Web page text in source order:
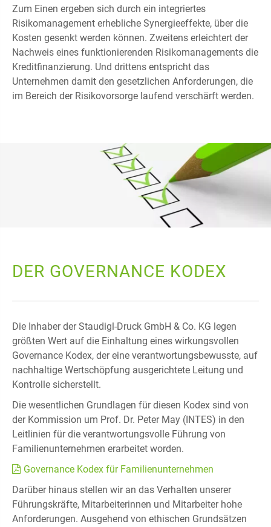
Zum Einen ergeben sich durch ein integriertes
Risikomanagement erhebliche Synergieeffekte, über die
Kosten gesenkt werden können. Zweitens erleichtert der
Nachweis eines funktionierenden Risikomanagements die
Kreditfinanzierung. Und drittens entspricht das
Unternehmen damit den gesetzlichen Anforderungen, die
im Bereich der Risikovorsorge laufend verschärft werden.
DER GOVERNANCE KODEX
Die Inhaber der Staudigl-Druck GmbH & Co. KG legen
größten Wert auf die Einhaltung eines wirkungsvollen
Governance Kodex, der eine verantwortungsbewusste, auf
nachhaltige Wertschöpfung ausgerichtete Leitung und
Kontrolle sicherstellt.
Die wesentlichen Grundlagen für diesen Kodex sind von
der Kommission um Prof. Dr. Peter May (INTES) in den
Leitlinien für die verantwortungsvolle Führung von
Familienunternehmen erarbeitet worden.
Governance Kodex für Familienunternehmen
Darüber hinaus stellen wir an das Verhalten unserer
Führungskräfte, Mitarbeiterinnen und Mitarbeiter hohe
Anforderungen. Ausgehend von ethischen Grundsätzen